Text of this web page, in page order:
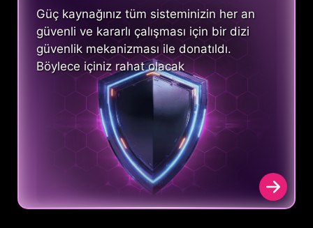
Güç kaynağınız tüm sisteminizin her an
güvenli ve kararlı çalışması için bir dizi
güvenlik mekanizması ile donatıldı.
Böylece içiniz rahat olacak